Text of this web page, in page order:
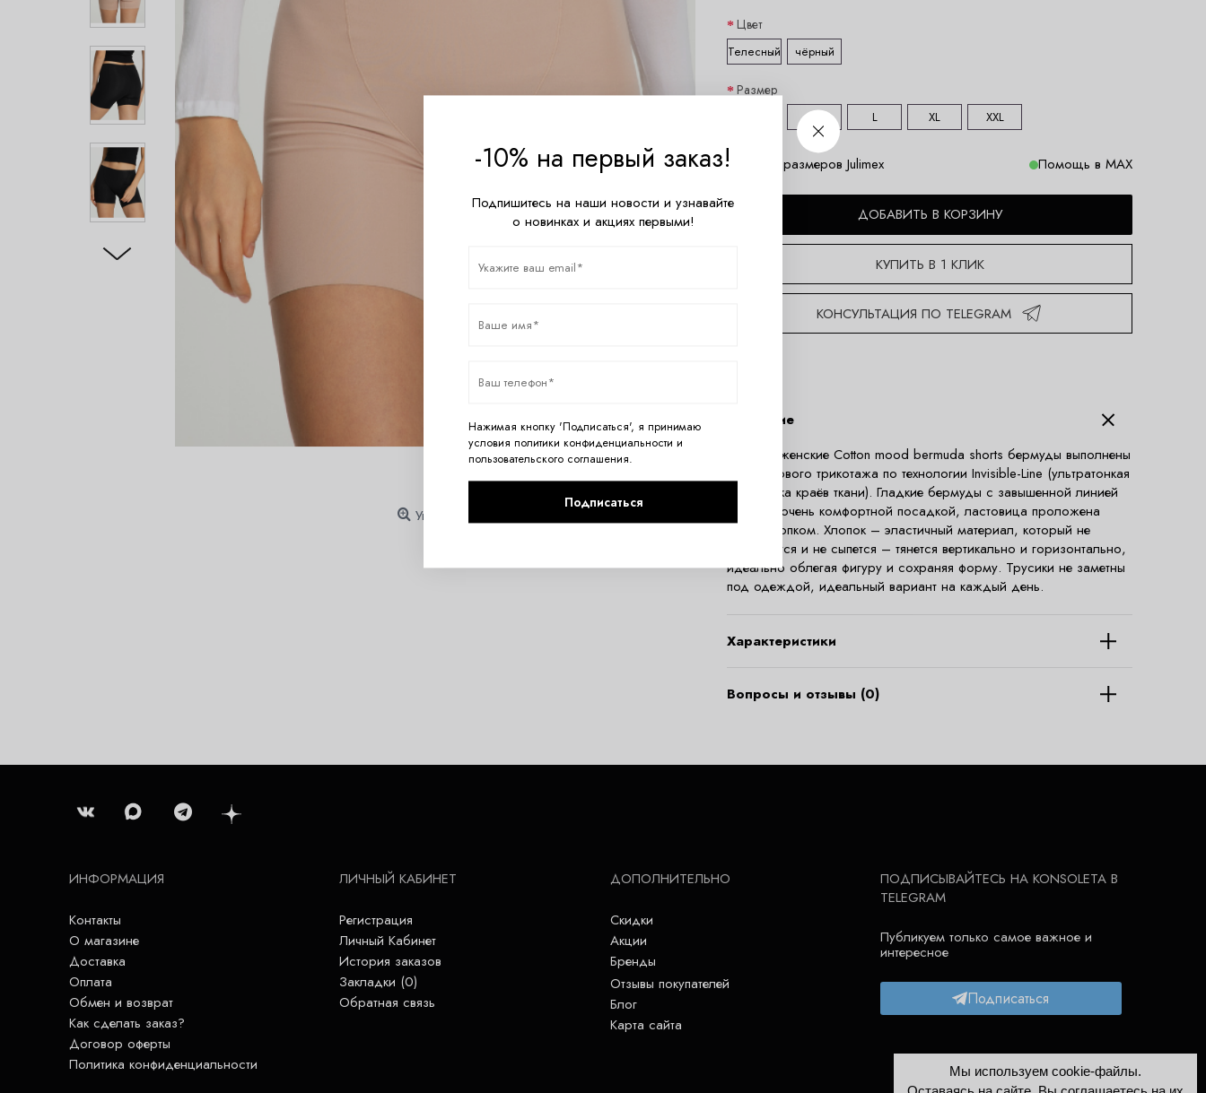
Увеличить
Цвет
Телесный чёрный
Размер
M L XL XXL
Таблица размеров Julimex Помощь в MAX
ДОБАВИТЬ В КОРЗИНУ
КУПИТЬ В 1 КЛИК
КОНСУЛЬТАЦИЯ ПО TELEGRAM
Описание
Трусики женские Cotton mood bermuda shorts бермуды выполнены
из хлопкового трикотажа по технологии Invisible-Line (ультратонкая
обработка краёв ткани). Гладкие бермуды с завышенной линией
талии, с очень комфортной посадкой, ластовица проложена
100% хлопком. Хлопок – эластичный материал, который не
скатывается и не сыпется – тянется вертикально и горизонтально,
идеально облегая фигуру и сохраняя форму. Трусики не заметны
под одеждой, идеальный вариант на каждый день.
Характеристики
Вопросы и отзывы (0)
ИНФОРМАЦИЯ
Контакты
О магазине
Доставка
Оплата
Обмен и возврат
Как сделать заказ?
Договор оферты
Политика конфиденциальности
ЛИЧНЫЙ КАБИНЕТ
Регистрация
Личный Кабинет
История заказов
Закладки (0)
Обратная связь
ДОПОЛНИТЕЛЬНО
Скидки
Акции
Бренды
Отзывы покупателей
Блог
Карта сайта
ПОДПИСЫВАЙТЕСЬ НА KONSOLETA В
TELEGRAM
Публикуем только самое важное и
интересное
Подписаться
-10% на первый заказ!
Подпишитесь на наши новости и узнавайте
о новинках и акциях первыми!
Нажимая кнопку 'Подписаться', я принимаю
условия политики конфиденциальности и
пользовательского соглашения.
Подписаться
Мы используем cookie-файлы.